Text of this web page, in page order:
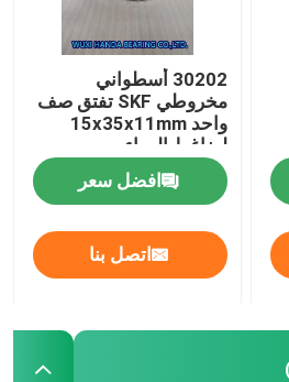
30202 أسطواني
مخروطي SKF تفتق صف
واحد 15x35x11mm
لضاغط الهواء
افضل سعر
اتصل بنا